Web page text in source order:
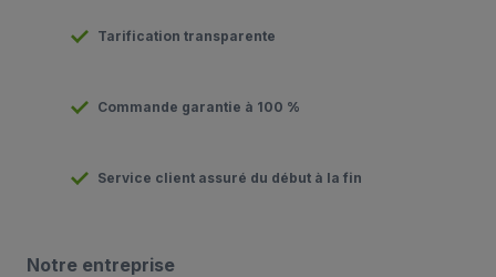
Tarification transparente
Commande garantie à 100 %
Service client assuré du début à la fin
Notre entreprise